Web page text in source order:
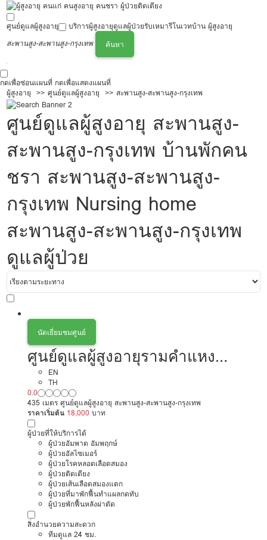
ศูนย์ดูแลผู้สูงอายุ บริการผู้สูงอายุดูแลผู้ป่วยรับเหมารีโนเวทบ้าน ผู้สูงอายุ
สะพานสูง-สะพานสูง-กรุงเทพ
ค้นหา
กดเพื่อซ่อนแผนที่ กดเพื่อแสดงแผนที่
ผู้สูงอายุ
ศูนย์ดูแลผู้สูงอายุ สะพานสูง-สะพานสูง-กรุงเทพ
ศูนย์ดูแลผู้สูงอายุ สะพานสูง-
สะพานสูง-กรุงเทพ บ้านพักคน
ชรา สะพานสูง-สะพานสูง-
กรุงเทพ Nursing home
สะพานสูง-สะพานสูง-กรุงเทพ
ดูแลผู้ป่วย
นัดเยี่ยมชมศูนย์
ศูนย์ดูแลผู้สูงอายุรามคำแหง
สะพานสูง
EN
TH
0.0
435 เมตร ศูนย์ดูแลผู้สูงอายุ สะพานสูง-สะพานสูง-กรุงเทพ
ราคาเริ่มต้น 18,000 บาท
ผู้ป่วยที่ให้บริการได้
ผู้ป่วยอัมพาต อัมพฤกษ์
ผู้ป่วยอัลไซเมอร์
ผู้ป่วยโรคหลอดเลือดสมอง
ผู้ป่วยติดเตียง
ผู้ป่วยเส้นเลือดสมองแตก
ผู้ป่วยที่มาพักฟื้นทำแผลกดทับ
ผู้ป่วยพักฟื้นหลังผ่าตัด
สิ่งอำนวยความสะดวก
ทีมดูแล 24 ชม.